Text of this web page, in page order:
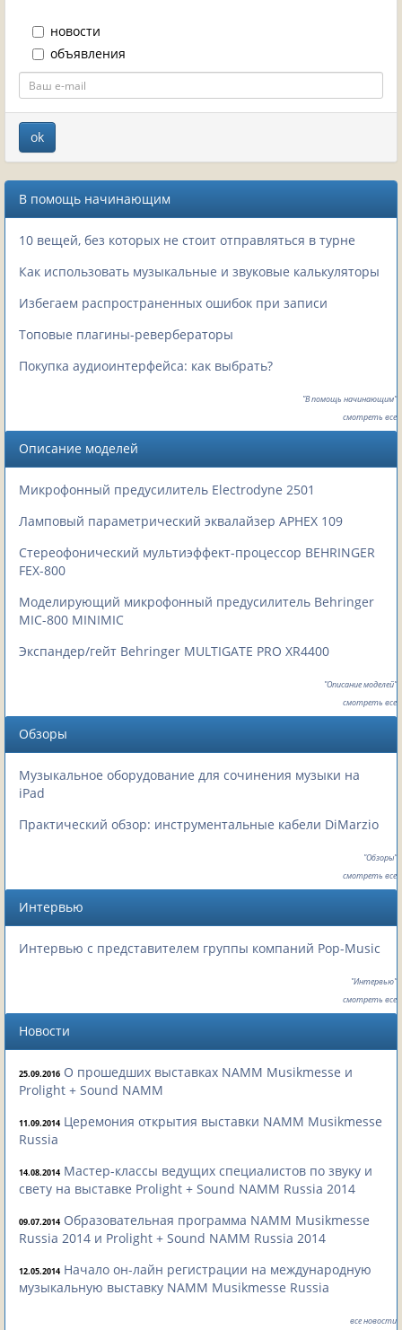
новости
объявления
В помощь начинающим
10 вещей, без которых не стоит отправляться в турне
Как использовать музыкальные и звуковые калькуляторы
Избегаем распространенных ошибок при записи
Топовые плагины-ревербераторы
Покупка аудиоинтерфейса: как выбрать?
"В помощь начинающим"
смотреть все
Описание моделей
Микрофонный предусилитель Electrodyne 2501
Ламповый параметрический эквалайзер APHEX 109
Cтереофонический мультиэффект-процессор BEHRINGER
FEX-800
Моделирующий микрофонный предусилитель Behringer
MIC-800 MINIMIC
Экспандер/гейт Behringer MULTIGATE PRO XR4400
"Описание моделей"
смотреть все
Обзоры
Музыкальное оборудование для сочинения музыки на
iPad
Практический обзор: инструментальные кабели DiMarzio
"Обзоры"
смотреть все
Интервью
Интервью с представителем группы компаний Pop-Music
"Интервью"
смотреть все
Новости
25.09.2016 О прошедших выставках NAMM Musikmesse и
Prolight + Sound NAMM
11.09.2014 Церемония открытия выставки NAMM Musikmesse
Russia
14.08.2014 Мастер-классы ведущих специалистов по звуку и
свету на выставке Prolight + Sound NAMM Russia 2014
09.07.2014 Образовательная программа NAMM Musikmesse
Russia 2014 и Prolight + Sound NAMM Russia 2014
12.05.2014 Начало он-лайн регистрации на международную
музыкальную выставку NAMM Musikmesse Russia
все новости